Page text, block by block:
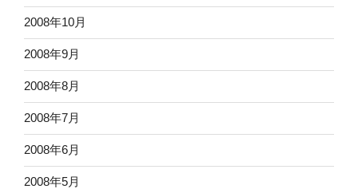
2008年10月
2008年9月
2008年8月
2008年7月
2008年6月
2008年5月